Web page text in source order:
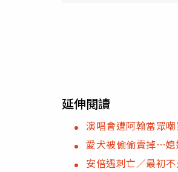
延伸閱讀
演唱會遭阿翰當眾
愛犬被偷偷賣掉…
安倍遇刺亡／最初